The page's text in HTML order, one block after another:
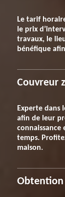
Le tarif
le prix
travaux, le
bénéfique
Couvreur
Experte
afin de leur
connaissance
temps.
maison.